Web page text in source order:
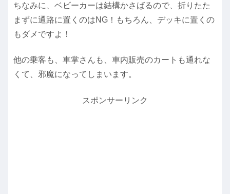
ちなみに、ベビーカーは結構かさばるので、折りたた
まずに通路に置くのはNG！もちろん、デッキに置くの
もダメですよ！
他の乗客も、車掌さんも、車内販売のカートも通れな
くて、邪魔になってしまいます。
スポンサーリンク